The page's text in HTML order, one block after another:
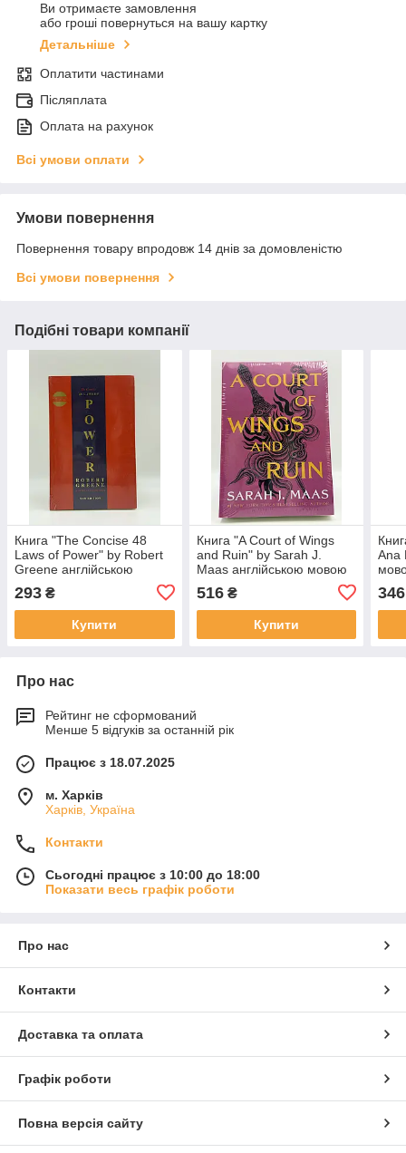
Ви отримаєте замовлення
або гроші повернуться на вашу картку
Детальніше
Оплатити частинами
Післяплата
Оплата на рахунок
Всі умови оплати
Умови повернення
Повернення товару впродовж 14 днів за домовленістю
Всі умови повернення
Подібні товари компанії
Книга "The Concise 48
Laws of Power" by Robert
Greene англійською
293 ₴
Купити
Книга "A Court of Wings
and Ruin" by Sarah J.
Maas англійською мовою
516₴
Купити
Ana
346
Про нас
Рейтинг не сформований
Менше 5 відгуків за останній рік
Працює з 18.07.2025
м. Харків
Харків, Україна
Контакти
Сьогодні працює з 10:00 до 18:00
Показати весь графік роботи
Про нас
Контакти
Доставка та оплата
Графік роботи
Повна версія сайту